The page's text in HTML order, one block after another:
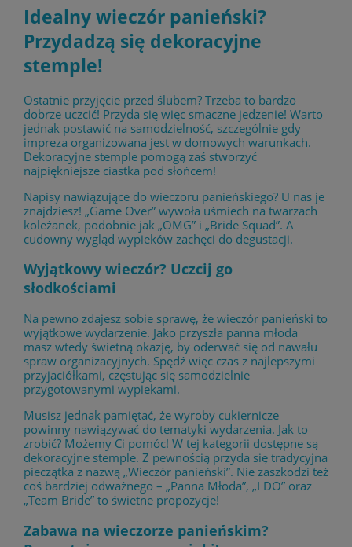
Idealny wieczór panieński?
Przydadzą się dekoracyjne
stemple!
Ostatnie przyjęcie przed ślubem? Trzeba to bardzo
dobrze uczcić! Przyda się więc smaczne jedzenie! Warto
jednak postawić na samodzielność, szczególnie gdy
impreza organizowana jest w domowych warunkach.
Dekoracyjne stemple pomogą zaś stworzyć
najpiękniejsze ciastka pod słońcem!
Napisy nawiązujące do wieczoru panieńskiego? U nas je
znajdziesz! „Game Over” wywoła uśmiech na twarzach
koleżanek, podobnie jak „OMG” i „Bride Squad”. A
cudowny wygląd wypieków zachęci do degustacji.
Wyjątkowy wieczór? Uczcij go
słodkościami
Na pewno zdajesz sobie sprawę, że wieczór panieński to
wyjątkowe wydarzenie. Jako przyszła panna młoda
masz wtedy świetną okazję, by oderwać się od nawału
spraw organizacyjnych. Spędź więc czas z najlepszymi
przyjaciółkami, częstując się samodzielnie
przygotowanymi wypiekami.
Musisz jednak pamiętać, że wyroby cukiernicze
powinny nawiązywać do tematyki wydarzenia. Jak to
zrobić? Możemy Ci pomóc! W tej kategorii dostępne są
dekoracyjne stemple. Z pewnością przyda się tradycyjna
pieczątka z nazwą „Wieczór panieński”. Nie zaszkodzi też
coś bardziej odważnego – „Panna Młoda”, „I DO” oraz
„Team Bride” to świetne propozycje!
Zabawa na wieczorze panieńskim?